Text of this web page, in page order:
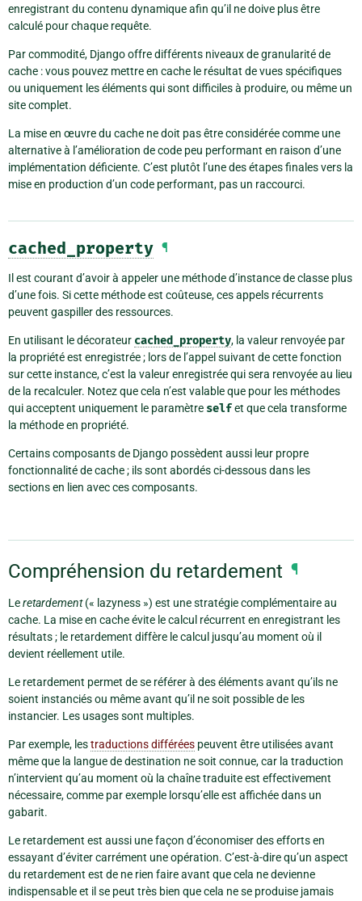
enregistrant du contenu dynamique afin qu’il ne doive plus être
calculé pour chaque requête.
Par commodité, Django offre différents niveaux de granularité de
cache : vous pouvez mettre en cache le résultat de vues spécifiques
ou uniquement les éléments qui sont difficiles à produire, ou même un
site complet.
La mise en œuvre du cache ne doit pas être considérée comme une
alternative à l’amélioration de code peu performant en raison d’une
implémentation déficiente. C’est plutôt l’une des étapes finales vers la
mise en production d’un code performant, pas un raccourci.
cached_property ¶
Il est courant d’avoir à appeler une méthode d’instance de classe plus
d’une fois. Si cette méthode est coûteuse, ces appels récurrents
peuvent gaspiller des ressources.
En utilisant le décorateur cached_property, la valeur renvoyée par
la propriété est enregistrée ; lors de l’appel suivant de cette fonction
sur cette instance, c’est la valeur enregistrée qui sera renvoyée au lieu
de la recalculer. Notez que cela n’est valable que pour les méthodes
qui acceptent uniquement le paramètre selfet que cela transforme
la méthode en propriété.
Certains composants de Django possèdent aussi leur propre
fonctionnalité de cache ; ils sont abordés ci-dessous dans les
sections en lien avec ces composants.
Compréhension du retardement ¶
Leretardement(« lazyness ») est une stratégie complémentaire au
cache. La mise en cache évite le calcul récurrent en enregistrant les
résultats ; le retardement diffère le calcul jusqu’au moment où il
devient réellement utile.
Le retardement permet de se référer à des éléments avant qu’ils ne
soient instanciés ou même avant qu’il ne soit possible de les
instancier. Les usages sont multiples.
Par exemple, lestraductions différées peuvent être utilisées avant
même que la langue de destination ne soit connue, car la traduction
n’intervient qu’au moment où la chaîne traduite est effectivement
nécessaire, comme par exemple lorsqu’elle est affichée dans un
gabarit.
Le retardement est aussi une façon d’économiser des efforts en
essayant d’éviter carrément une opération. C’est-à-dire qu’un aspect
du retardement est de ne rien faire avant que cela ne devienne
indispensable et il se peut très bien que cela ne se produise jamais